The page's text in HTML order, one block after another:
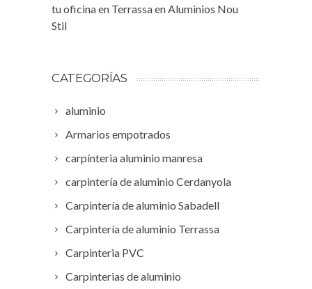
tu oficina en Terrassa en Aluminios Nou
Stil
CATEGORÍAS
aluminio
Armarios empotrados
carpínteria aluminio manresa
carpintería de aluminio Cerdanyola
Carpintería de aluminio Sabadell
Carpintería de aluminio Terrassa
Carpinteria PVC
Carpinterias de aluminio